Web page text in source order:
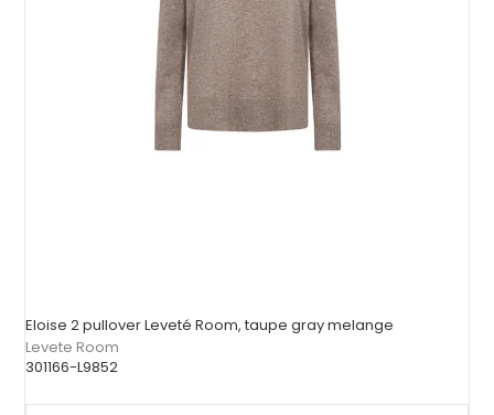
Eloise 2 pullover Leveté Room, taupe gray melange
Levete Room
301166-L9852